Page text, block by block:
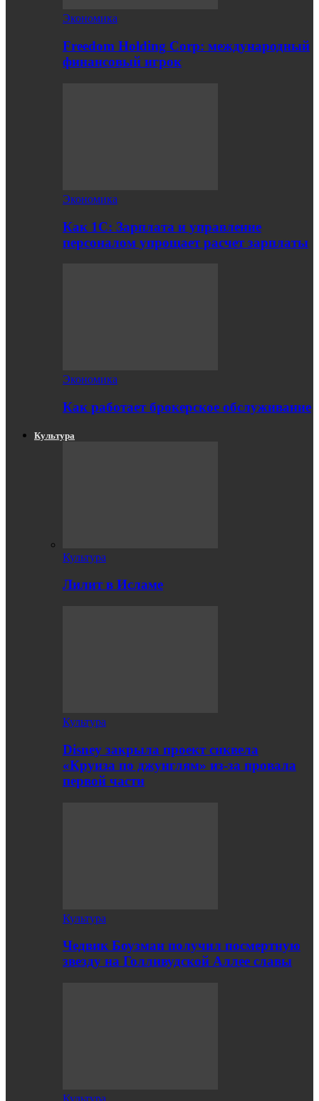
Экономика
Freedom Holding Corp: международный
финансовый игрок
Экономика
Как 1С: Зарплата и управление
персоналом упрощает расчет зарплаты
Экономика
Как работает брокерское обслуживание
Культура
Культура
Лилит в Исламе
Культура
Disney закрыла проект сиквела
«Круиза по джунглям» из-за провала
первой части
Культура
Чедвик Боузман получил посмертную
звезду на Голливудской Аллее славы
Культура